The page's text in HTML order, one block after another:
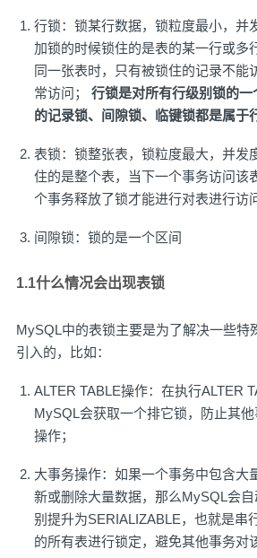
行锁：锁某行数据，锁粒度最小，并
加锁的时候锁住的是表的某一行或多
同一张表时，只有被锁住的记录不能
常访问； 行锁是对所有行级别锁的
的记录锁、间隙锁、临键锁都是属于
表锁：锁整张表，锁粒度最大，并发
住的是整个表，当下一个事务访问该
个事务释放了锁才能进行对表进行访
间隙锁：锁的是一个区间
1.1什么情况会出现表锁
MySQL中的表锁主要是为了解决一些特
引入的，比如：
ALTER TABLE操作：在执行ALTER
MySQL会获取一个排它锁，防止其
操作；
大事务操作：如果一个事务中包含大
新或删除大量数据，那么MySQL会
别提升为SERIALIZABLE，也就是串
的所有表进行锁定，避免其他事务对